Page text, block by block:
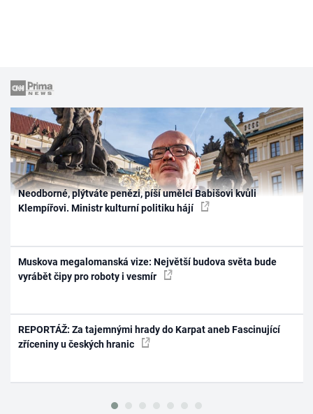
Neodborné, plýtváte penězi, píší umělci Babišovi kvůli
Klempířovi. Ministr kulturní politiku hájí
Muskova megalomanská vize: Největší budova světa bude
vyrábět čipy pro roboty i vesmír
REPORTÁŽ: Za tajemnými hrady do Karpat aneb Fascinující
zříceniny u českých hranic